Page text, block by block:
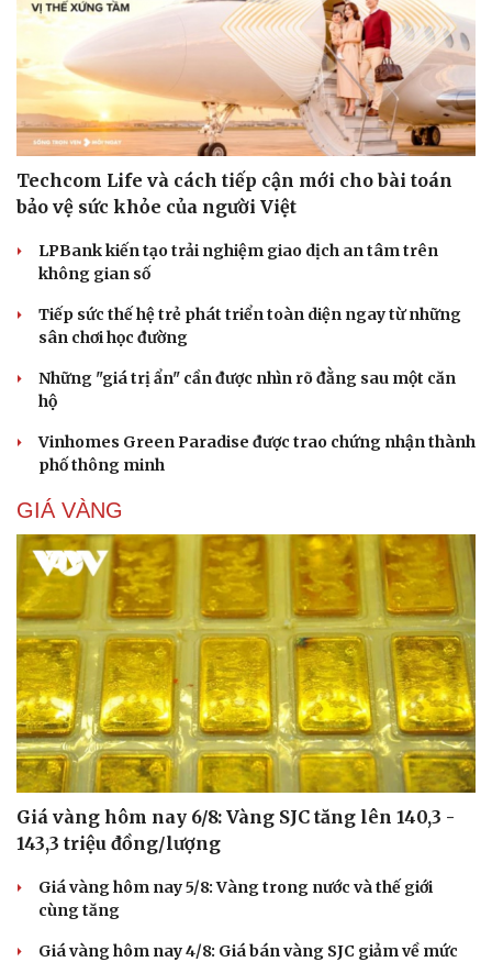
Cải chính
Techcom Life và cách tiếp cận mới cho bài toán
bảo vệ sức khỏe của người Việt
LPBank kiến tạo trải nghiệm giao dịch an tâm trên
không gian số
Tiếp sức thế hệ trẻ phát triển toàn diện ngay từ những
sân chơi học đường
Những "giá trị ẩn" cần được nhìn rõ đằng sau một căn
hộ
Vinhomes Green Paradise được trao chứng nhận thành
phố thông minh
GIÁ VÀNG
Giá vàng hôm nay 6/8: Vàng SJC tăng lên 140,3 -
143,3 triệu đồng/lượng
Giá vàng hôm nay 5/8: Vàng trong nước và thế giới
cùng tăng
Giá vàng hôm nay 4/8: Giá bán vàng SJC giảm về mức